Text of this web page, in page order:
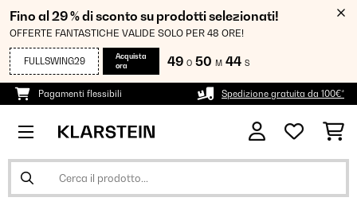
Fino al 29 % di sconto su prodotti selezionati!
OFFERTE FANTASTICHE VALIDE SOLO PER 48 ORE!
FULLSWING29
Acquista
ora
49 O 50 M 44 S
Pagamenti flessibili Spedizione gratuita da 100€*